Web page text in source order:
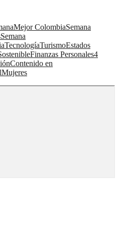
Mejor ColombiaSemana
Semana
TecnologíaTurismoEstados
Finanzas Personales4
Contenido en
Mujeres